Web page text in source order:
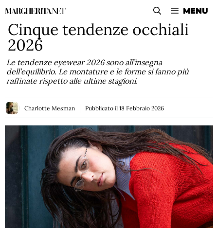
Vai
contenuto
MENU
Cinque tendenze occhiali
2026
Le tendenze eyewear 2026 sono all’insegna
dell’equilibrio. Le montature e le forme si fanno più
raffinate rispetto alle ultime stagioni.
Charlotte Mesman Pubblicato il 18 Febbraio 2026